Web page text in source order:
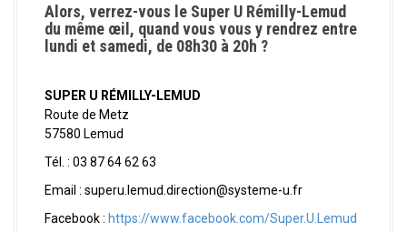
Alors, verrez-vous le Super U Rémilly-Lemud
du même œil, quand vous vous y rendrez entre
lundi et samedi, de 08h30 à 20h ?
SUPER U RÉMILLY-LEMUD
Route de Metz
57580 Lemud
Tél. : 03 87 64 62 63
Email : superu.lemud.direction@systeme-u.fr
Facebook : https://www.facebook.com/Super.U.Lemud